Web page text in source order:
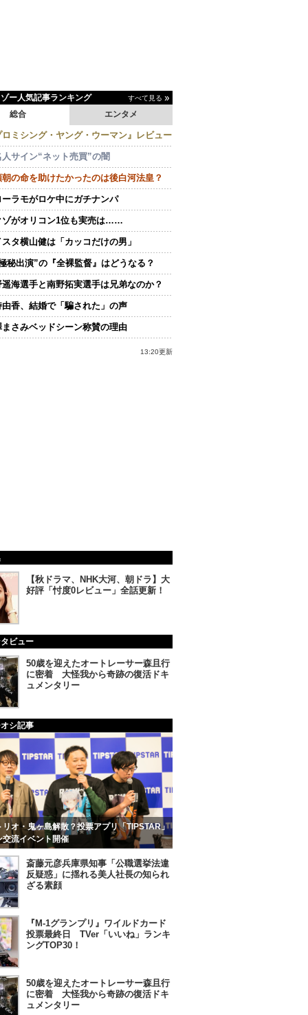
ー人気記事ランキング すべて見る
エンタメ
総合
ロミシング・ヤング・ウーマン』レビュー
人サイン“ネット売買”の闇
朝の命を助けたかったのは後白河法皇？
ーラモがロケ中にガチナンパ
ゾがオリコン1位も実売は……
タ横山健は「カッコだけの男」
秘出演”の『全裸監督』はどうなる？
遥海選手と南野拓実選手は兄弟なのか？
由香、結婚で「騙された」の声
まさみベッドシーン称賛の理由
13:20更新
【秋ドラマ、NHK大河、朝ドラ】大
好評「忖度0レビュー」全話更新！
ビュー
50歳を迎えたオートレーサー森且行
に密着 大怪我から奇跡の復活ドキ
ュメンタリー
シ記事
リオ・鬼ヶ島解散？投票アプリ「TIPSTAR」
交流イベント開催
斎藤元彦兵庫県知事「公職選挙法違
反疑惑」に揺れる美人社長の知られ
ざる素顔
『M-1グランプリ』ワイルドカード
投票最終日 TVer「いいね」ランキ
ングTOP30！
50歳を迎えたオートレーサー森且行
に密着 大怪我から奇跡の復活ドキ
ュメンタリー